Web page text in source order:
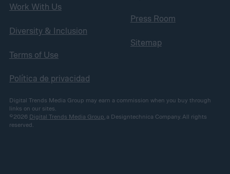
Work With Us
Diversity & Inclusion
Terms of Use
Política de privacidad
Press Room
Sitemap
Digital Trends Media Group may earn a commission when you buy through
links on our sites.
©2026 Digital Trends Media Group, a Designtechnica Company. All rights
reserved.